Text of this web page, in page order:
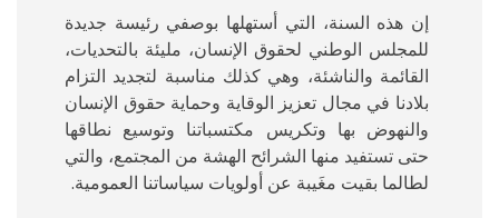
إن هذه السنة، التي أستهلها بوصفي رئيسة جديدة
للمجلس الوطني لحقوق الإنسان، مليئة بالتحديات،
القائمة والناشئة، وهي كذلك مناسبة لتجديد التزام
بلادنا في مجال تعزيز الوقاية وحماية حقوق الإنسان
والنهوض بها وتكريس مكتسباتنا وتوسيع نطاقها
حتى تستفيد منها الشرائح الهشة من المجتمع، والتي
لطالما بقيت مغَيبة عن أولويات سياساتنا العمومية.